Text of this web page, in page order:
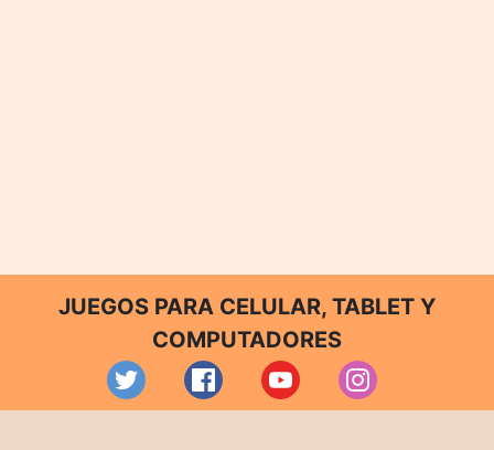
JUEGOS PARA CELULAR, TABLET Y
COMPUTADORES